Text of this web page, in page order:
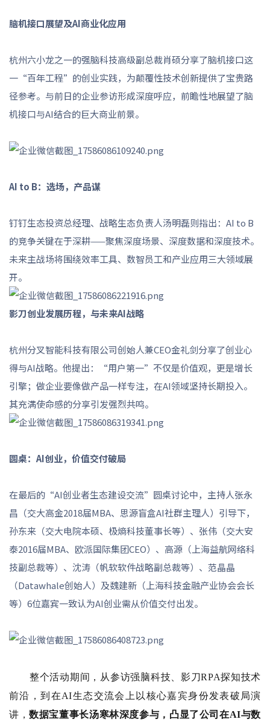
脑机接口展望及AI商业化应用
杭州六小龙之一的强脑科技高级副总裁肖硕分享了脑机接口这
一“百年工程”的创业实践，为颠覆性技术创新提供了宝贵路
径参考。与前日的企业参访形成深度呼应，前瞻性地展望了脑
机接口与AI结合的巨大商业前景。
AI to B：选场，产品谋
钉钉生态投资总经理、战略生态负责人汤明磊则指出：AI to B
的竞争关键在于深耕——聚焦深度场景、深度数据和深度技术。
未来主战场将围绕效率工具、数智员工和产业应用三大领域展
开。
影刀创业发展历程，与未来AI战略
杭州分叉智能科技有限公司创始人兼CEO金礼剑分享了创业心
得与AI战略。他提出：“用户第一”不仅是价值观，更是增长
引擎；做企业要像做产品一样专注，在AI领域坚持长期投入。
其充满使命感的分享引发强烈共鸣。
圆桌：AI创业，价值交付破局
在最后的“AI创业者生态建设交流”圆桌讨论中，主持人张永
昌（交大高金2018届MBA、思源盲盒AI社群主理人）引导下，
孙东来（交大电院本硕、极熵科技董事长等）、张伟（交大安
泰2016届MBA、欧派国际集团CEO）、高源（上海益航网络科
技副总裁等）、沈涛（帆软软件战略副总裁等）、范晶晶
（Datawhale创始人）及魏建新（上海科技金融产业协会会长
等）6位嘉宾一致认为AI创业需从价值交付出发。
整个活动期间，从参访强脑科技、影刀RPA探知技术
前沿，到在AI生态交流会上以核心嘉宾身份发表破局演
讲，数据宝董事长汤寒林深度参与，凸显了公司在AI与数